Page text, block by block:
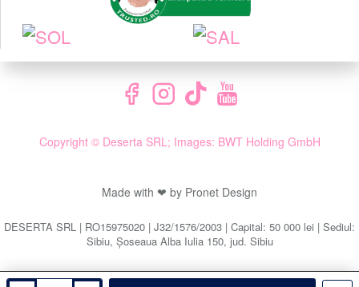
Copyright © Deserta SRL; Images: BWT Holding GmbH
Made with ❤ by Pronet Design
DESERTA SRL | RO15975020 | J32/1576/2003 | Capital: 50 000 lei | Sediul:
Sibiu, Șoseaua Alba Iulia 150, jud. Sibiu